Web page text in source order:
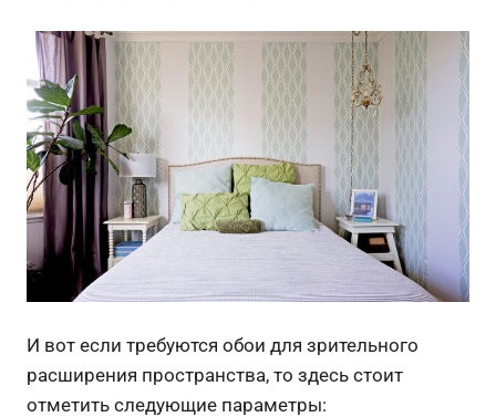
И вот если требуются обои для зрительного
расширения пространства, то здесь стоит
отметить следующие параметры: